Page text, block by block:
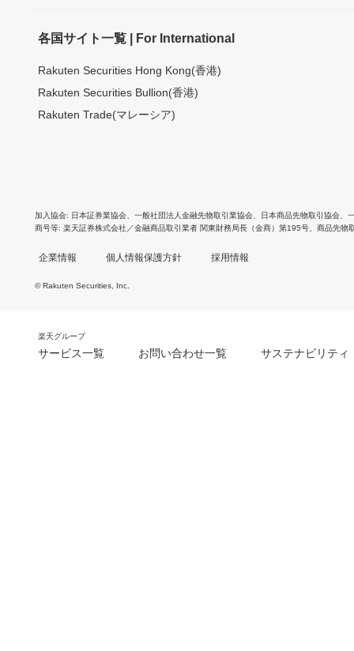
各国サイト一覧 | For International
Rakuten Securities Hong Kong(香港)
Rakuten Securities Bullion(香港)
Rakuten Trade(マレーシア)
加入協会 日本証券業協会 一般社団法人金融先物取引業協会 日本商品先物取引協会
商号等 楽天証券株式会社／金融商品取引業者 関東財務局長（金商）第195号、商品先物
企業情報 個人情報保護方針 採用情報
© Rakuten Securities, Inc.
楽天グループ
サービス一覧 お問い合わせ一覧 サステナビリティ